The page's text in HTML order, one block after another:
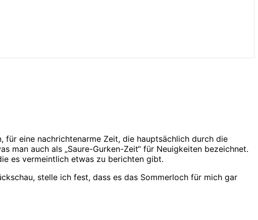
für eine nachrichtenarme Zeit, die hauptsächlich durch die
man auch als „Saure-Gurken-Zeit“ für Neuigkeiten bezeichnet.
es vermeintlich etwas zu berichten gibt.
stelle ich fest, dass es das Sommerloch für mich gar